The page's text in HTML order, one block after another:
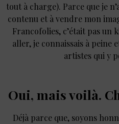
tout à charge). Parce que je
contenu et à vendre mon
Francofolies, c’était pas un
aller, je connaissais à peine
artistes qui y
Oui, mais voilà.
Déjà parce que, soyons